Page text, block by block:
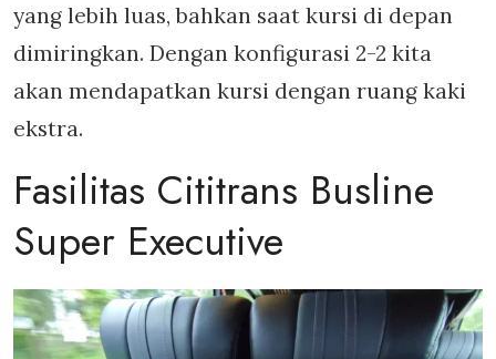
yang lebih luas, bahkan saat kursi di depan
dimiringkan. Dengan konfigurasi 2-2 kita
akan mendapatkan kursi dengan ruang kaki
ekstra.
Fasilitas Cititrans Busline
Super Executive